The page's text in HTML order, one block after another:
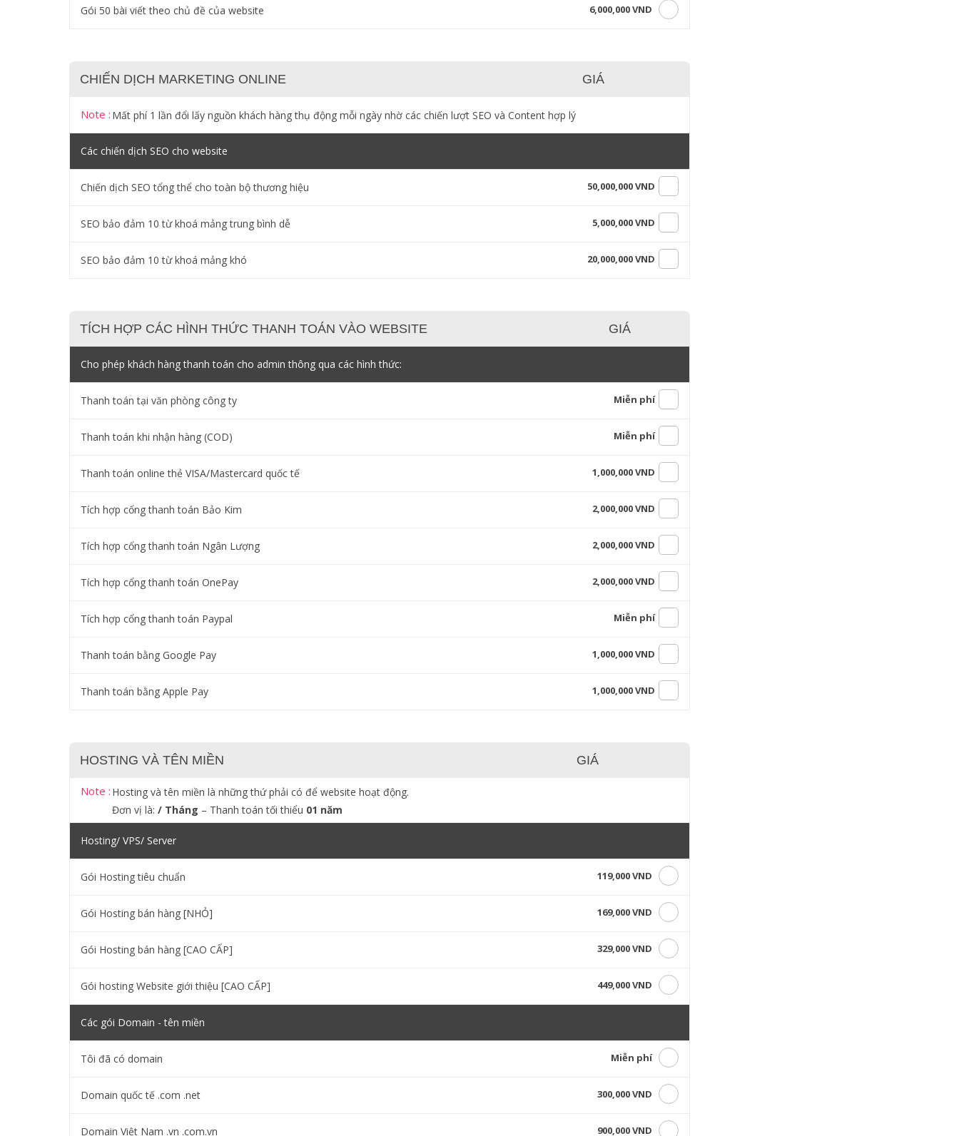
Gói 50 bài viết theo chủ đề của website 6,000,000 VND
CHIẾN DỊCH MARKETING ONLINE GIÁ
Note : Mất phí 1 lần đổi lấy nguồn khách hàng thụ động mỗi ngày nhờ các chiến lượt SEO và Content hợp lý
Các chiến dịch SEO cho website
Chiến dịch SEO tổng thể cho toàn bộ thương hiệu 50,000,000 VND
SEO bảo đảm 10 từ khoá mảng trung bình dễ 5,000,000 VND
SEO bảo đảm 10 từ khoá mảng khó 20,000,000 VND
TÍCH HỢP CÁC HÌNH THỨC THANH TOÁN VÀO WEBSITE GIÁ
Cho phép khách hàng thanh toán cho admin thông qua các hình thức:
Thanh toán tại văn phòng công ty Miễn phí
Thanh toán khi nhận hàng (COD) Miễn phí
Thanh toán online thẻ VISA/Mastercard quốc tế 1,000,000 VND
Tích hợp cổng thanh toán Bảo Kim 2,000,000 VND
Tích hợp cổng thanh toán Ngân Lượng 2,000,000 VND
Tích hợp cổng thanh toán OnePay 2,000,000 VND
Tích hợp cổng thanh toán Paypal Miễn phí
Thanh toán bằng Google Pay 1,000,000 VND
Thanh toán bằng Apple Pay 1,000,000 VND
HOSTING VÀ TÊN MIỀN GIÁ
Note : Hosting và tên miền là những thứ phải có để website hoạt động.
Đơn vị là: / Tháng – Thanh toán tối thiểu 01 năm
Hosting/ VPS/ Server
Gói Hosting tiêu chuẩn 119,000 VND
Gói Hosting bán hàng [NHỎ] 169,000 VND
Gói Hosting bán hàng [CAO CẤP] 329,000 VND
Gói hosting Website giới thiệu [CAO CẤP] 449,000 VND
Các gói Domain - tên miền
Tôi đã có domain Miễn phí
Domain quốc tế .com .net 300,000 VND
Domain Việt Nam .vn .com.vn 900,000 VND